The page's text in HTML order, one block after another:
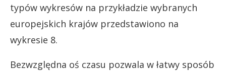
typów wykresów na przykładzie wybranych
europejskich krajów przedstawiono na
wykresie 8.
Bezwzględna oś czasu pozwala w łatwy sposób